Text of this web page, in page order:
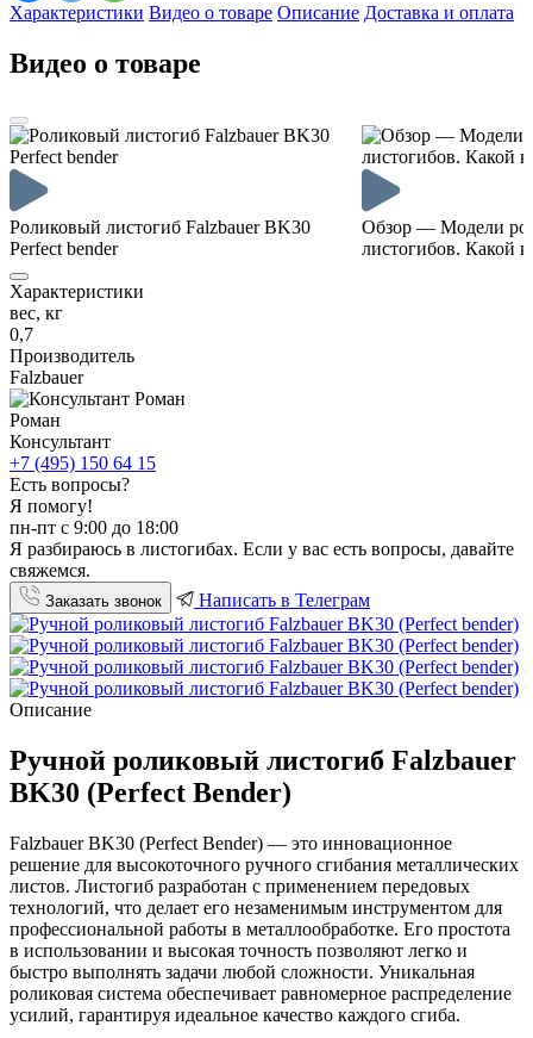
Характеристики Видео о товаре Описание Доставка и оплата
Видео о товаре
Роликовый листогиб Falzbauer BK30
Perfect bender
Обзор — Модели
листогибов. Какой
Характеристики
вес, кг
0,7
Производитель
Falzbauer
Роман
Консультант
+7 (495) 150 64 15
Есть вопросы?
Я помогу!
пн-пт с 9:00 до 18:00
Я разбираюсь в листогибах. Если у вас есть вопросы, давайте
свяжемся.
Заказать звонок Написать в Телеграм
Описание
Ручной роликовый листогиб Falzbauer
BK30 (Perfect Bender)
Falzbauer BK30 (Perfect Bender) — это инновационное
решение для высокоточного ручного сгибания металлических
листов. Листогиб разработан с применением передовых
технологий, что делает его незаменимым инструментом для
профессиональной работы в металлообработке. Его простота
в использовании и высокая точность позволяют легко и
быстро выполнять задачи любой сложности. Уникальная
роликовая система обеспечивает равномерное распределение
усилий, гарантируя идеальное качество каждого сгиба.